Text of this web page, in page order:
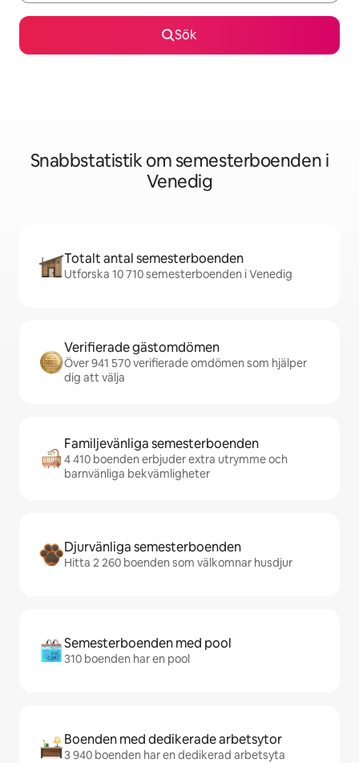
Sök
Snabbstatistik om semesterboenden i
Venedig
Totalt antal semesterboenden
Utforska 10 710 semesterboenden i Venedig
Verifierade gästomdömen
Över 941 570 verifierade omdömen som hjälper
dig att välja
Familjevänliga semesterboenden
4 410 boenden erbjuder extra utrymme och
barnvänliga bekvämligheter
Djurvänliga semesterboenden
Hitta 2 260 boenden som välkomnar husdjur
Semesterboenden med pool
310 boenden har en pool
Boenden med dedikerade arbetsytor
3 940 boenden har en dedikerad arbetsyta